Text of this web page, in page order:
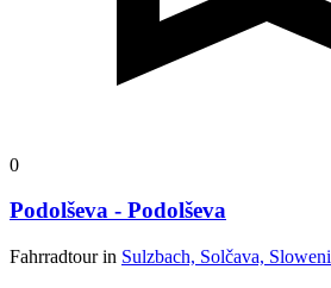
0
Podolševa - Podolševa
Fahrradtour in Sulzbach, Solčava,